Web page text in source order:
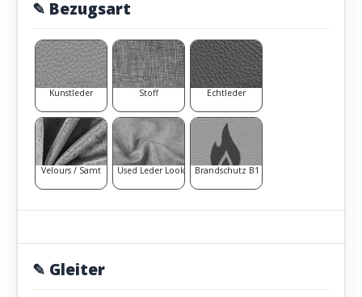
✎ Bezugsart
Kunstleder Stoff Echtleder
Velours / Samt Used Leder Look Brandschutz B1
✎ Gleiter